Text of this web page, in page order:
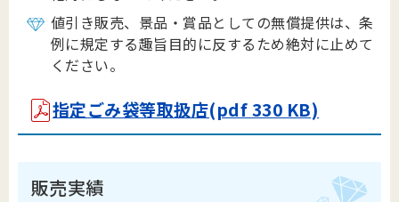
値引き販売、景品・賞品としての無償提供は、条
例に規定する趣旨目的に反するため絶対に止めて
ください。
指定ごみ袋等取扱店(pdf 330 KB)
販売実績